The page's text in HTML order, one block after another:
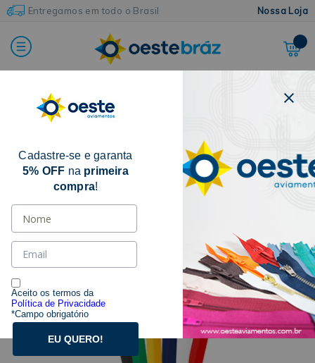
Entregamos em todo o Brasil Nossa Loja
Home
Armarinhos e Acessórios
Caneta, Giz e Lápis Para Marcação de Tecido
Cadastre-se e garanta
5% OFF na primeira
compra!
Aceito os termos da
Política de Privacidade
*Campo obrigatório
EU QUERO!